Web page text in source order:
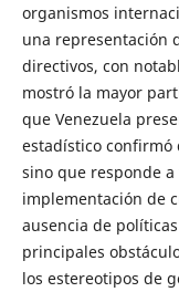
organismos
una representación
directivos, con
mostró la mayor
que Venezuela
estadístico confirmó
sino que responde
implementación de
ausencia de
principales
los estereotipos de